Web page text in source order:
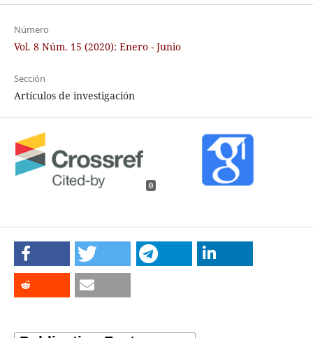
Número
Vol. 8 Núm. 15 (2020): Enero - Junio
Sección
Artículos de investigación
0